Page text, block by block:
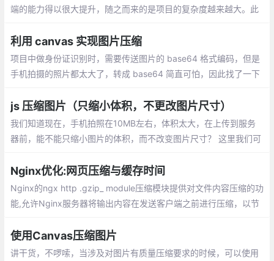
端的能力得以很大提升，随之而来的是项目的复杂度越来越大。此
是前端的主体资源，对于压缩它的体积至为重要
利用 canvas 实现图片压缩
项目中做身份证识别时，需要传送图片的 base64 格式编码，但是
手机拍摄的照片都太大了，转成 base64 简直可怕，因此找了一下
发。
js 压缩图片（只缩小体积，不更改图片尺寸）
我们知道现在，手机拍照在10MB左右，体积太大，在上传到服务
器前，能不能只缩小图片的体积，而不改变图片尺寸？ 这里我们可
Nginx优化:网页压缩与缓存时间
Nginx的ngx http .gzip_ module压缩模块提供对文件内容压缩的功
能,允许Nginx服务器将输出内容在发送客户端之前进行压缩，以节
使用Canvas压缩图片
讲干货，不啰嗦，当涉及对图片有质量压缩要求的时候，可以使用